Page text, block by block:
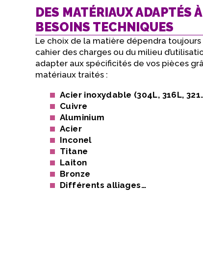
DES MATÉRIAUX ADAPTÉS
BESOINS TECHNIQUES
Le choix de la matière dépendra
cahier des charges ou du milieu
adapter aux spécificités de vos pièces
matériaux traités :
Acier inoxydable (304L, 316L,
Cuivre
Aluminium
Acier
Inconel
Titane
Laiton
Bronze
Différents alliages…